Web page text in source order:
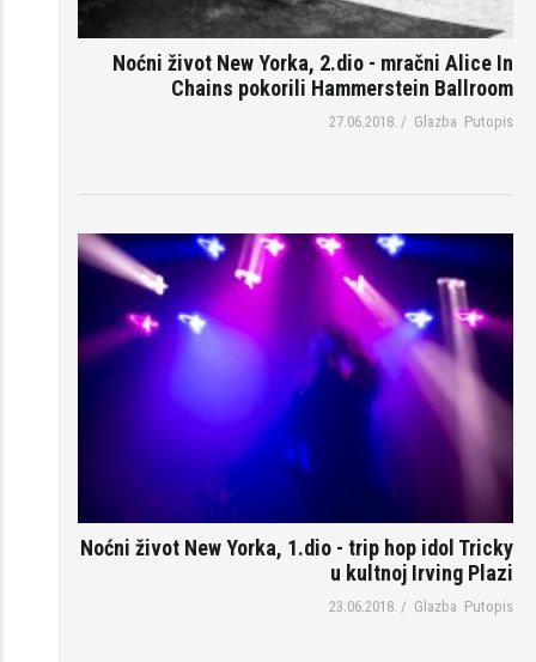
Noćni život New Yorka, 2.dio - mračni Alice In
Chains pokorili Hammerstein Ballroom
27.06.2018. / Glazba Putopis
Noćni život New Yorka, 1.dio - trip hop idol Tricky
u kultnoj Irving Plazi
23.06.2018. / Glazba Putopis